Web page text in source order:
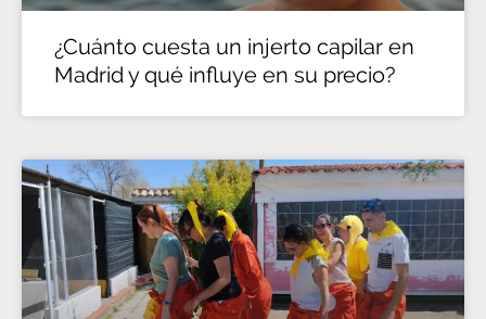
¿Cuánto cuesta un injerto capilar en
Madrid y qué influye en su precio?